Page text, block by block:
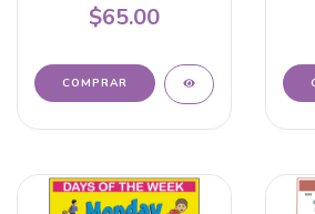
$65.00